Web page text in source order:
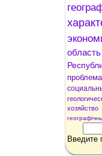
область
проблема
хозяйство
Введите